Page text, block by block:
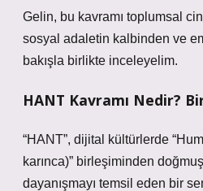
Gelin, bu kavramı toplumsal
sosyal adaletin kalbinden ve
bakışla birlikte inceleyelim.
HANT Kavramı Nedir?
“HANT”, dijital kültürlerde
karınca)” birleşiminden
dayanışmayı temsil eden bir